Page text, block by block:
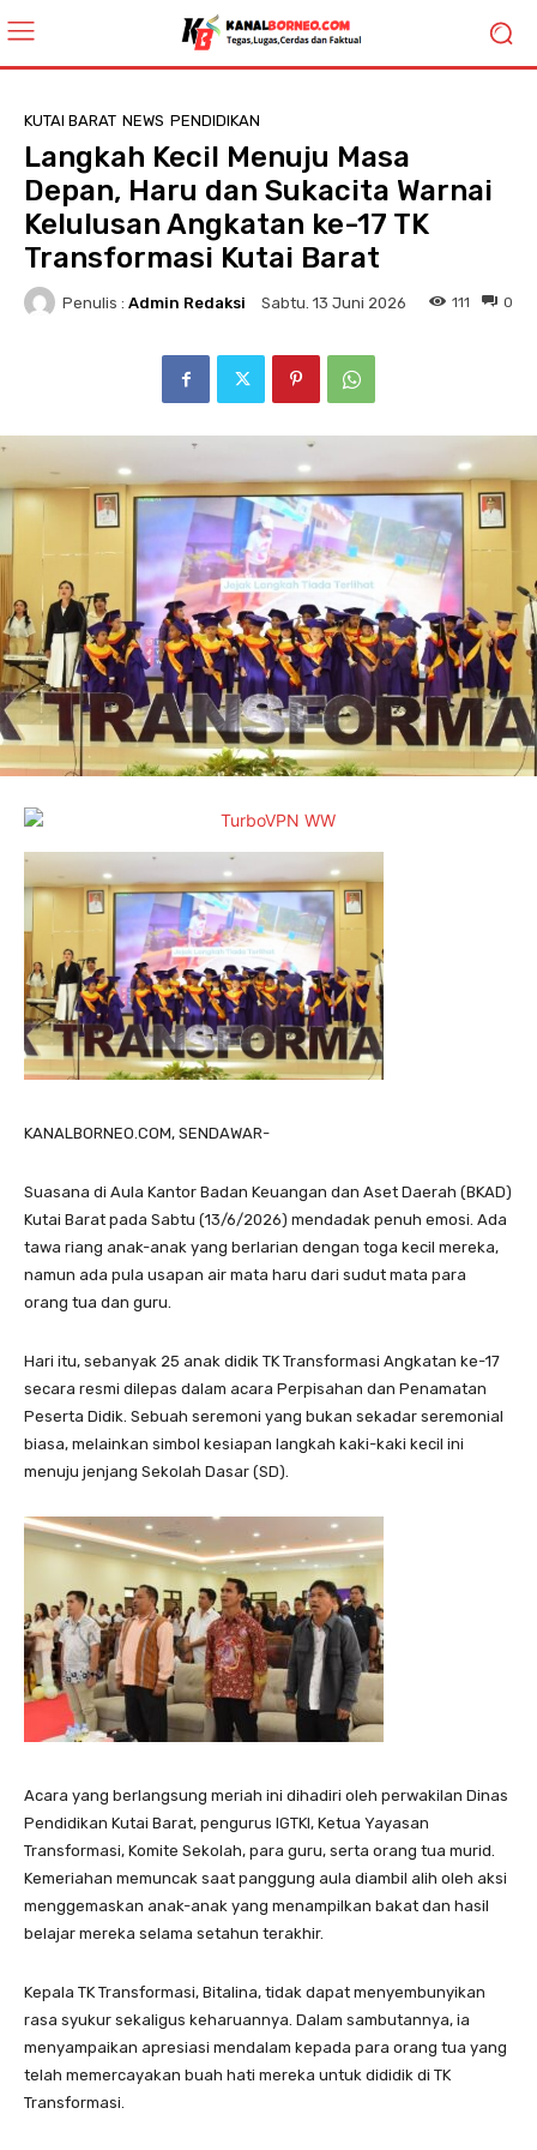
KUTAI BARAT NEWS PENDIDIKAN
Langkah Kecil Menuju Masa
Depan, Haru dan Sukacita Warnai
Kelulusan Angkatan ke-17 TK
Transformasi Kutai Barat
Penulis : Admin Redaksi Sabtu. 13 Juni 2026 0
111
KANALBORNEO.COM, SENDAWAR-
Suasana di Aula Kantor Badan Keuangan dan Aset Daerah (BKAD)
Kutai Barat pada Sabtu (13/6/2026) mendadak penuh emosi. Ada
tawa riang anak-anak yang berlarian dengan toga kecil mereka,
namun ada pula usapan air mata haru dari sudut mata para
orang tua dan guru.
Hari itu, sebanyak 25 anak didik TK Transformasi Angkatan ke-17
secara resmi dilepas dalam acara Perpisahan dan Penamatan
Peserta Didik. Sebuah seremoni yang bukan sekadar seremonial
biasa, melainkan simbol kesiapan langkah kaki-kaki kecil ini
menuju jenjang Sekolah Dasar (SD).
Acara yang berlangsung meriah ini dihadiri oleh perwakilan Dinas
Pendidikan Kutai Barat, pengurus IGTKI, Ketua Yayasan
Transformasi, Komite Sekolah, para guru, serta orang tua murid.
Kemeriahan memuncak saat panggung aula diambil alih oleh aksi
menggemaskan anak-anak yang menampilkan bakat dan hasil
belajar mereka selama setahun terakhir.
Kepala TK Transformasi, Bitalina, tidak dapat menyembunyikan
rasa syukur sekaligus keharuannya. Dalam sambutannya, ia
menyampaikan apresiasi mendalam kepada para orang tua yang
telah memercayakan buah hati mereka untuk dididik di TK
Transformasi.